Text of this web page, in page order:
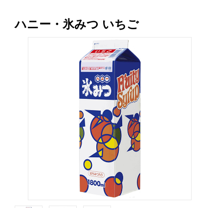
スタンダードシロップ
いろいろ使える汎用シロップ
ハーブシロップ
かき氷にもドリンクにも
ガムシロップ
トッピング・製菓材料
あずき・餡
白玉もち・わらび餅
ソース・クリーム・フィリング等
ピューレ・ペースト
その他のトッピング材料
用途で選ぶ
メーカー・ブランドで選ぶ
ハニー・氷みつ いちご